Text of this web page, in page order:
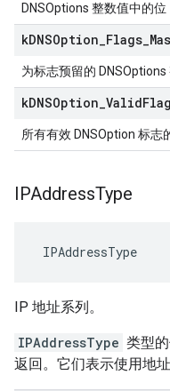
DNSOptions 整数值中的位
kDNSOption Flags
为标志预留的 DNSOptions
kDNSOption Valid
所有有效 DNSOption 标志
IPAddressType
IPAddressType
IP 地址系列。
IPAddressType 类型
返回。它们表示使用地